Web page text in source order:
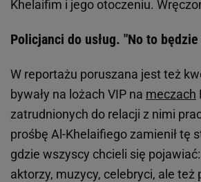
Khelaifim i jego otoczeniu.
Policjanci do usług. "No to
W reportażu poruszana jest też
bywały na lożach VIP na meczach
zatrudnionych do relacji z nimi
prośbę Al-Khelaifiego zamienił tę
gdzie wszyscy chcieli się
aktorzy, muzycy, celebryci, ale też